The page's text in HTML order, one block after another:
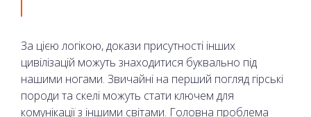
За цією логікою, докази присутності інших
цивілізацій можуть знаходитися буквально під
нашими ногами. Звичайні на перший погляд гірські
породи та скелі можуть стати ключем для
комунікації з іншими світами. Головна проблема